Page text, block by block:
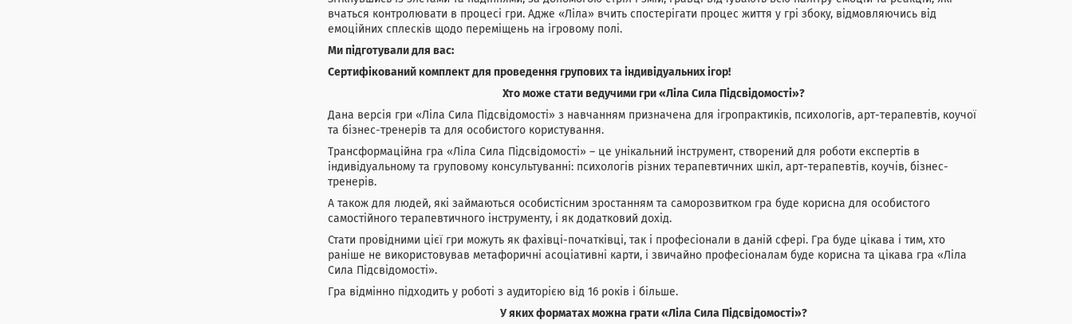
вчаться контролювати в процесі гри. Адже «Ліла» вчить спостерігати процес життя у грі збоку, відмовляючись від
емоційних сплесків щодо переміщень на ігровому полі.
Ми підготували для вас:
Сертифікований комплект для проведення групових та індивідуальних ігор!
Хто може стати ведучими гри «Ліла Сила Підсвідомості»?
Дана версія гри «Ліла Сила Підсвідомості» з навчанням призначена для ігропрактиків, психологів, арт-терапевтів, коучої
та бізнес-тренерів та для особистого користування.
Трансформаційна гра «Ліла Сила Підсвідомості» – це унікальний інструмент, створений для роботи експертів в
індивідуальному та груповому консультуванні: психологів різних терапевтичних шкіл, арт-терапевтів, коучів, бізнес-
тренерів.
А також для людей, які займаються особистісним зростанням та саморозвитком гра буде корисна для особистого
самостійного терапевтичного інструменту, і як додатковий дохід.
Стати провідними цієї гри можуть як фахівці-початківці, так і професіонали в даній сфері. Гра буде цікава і тим, хто
раніше не використовував метафоричні асоціативні карти, і звичайно професіоналам буде корисна та цікава гра «Ліла
Сила Підсвідомості».
Гра відмінно підходить у роботі з аудиторією від 16 років і більше.
У яких форматах можна грати «Ліла Сила Підсвідомості»?